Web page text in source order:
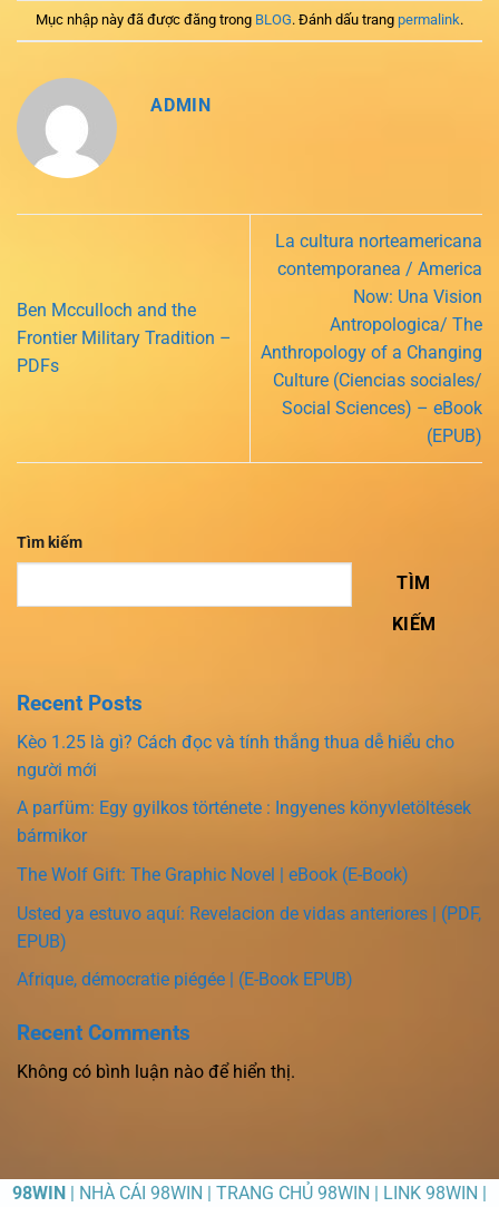
Mục nhập này đã được đăng trong BLOG. Đánh dấu trang permalink.
ADMIN
Ben Mcculloch and the
Frontier Military Tradition –
PDFs
La cultura norteamericana
contemporanea / America
Now: Una Vision
Antropologica/ The
Anthropology of a Changing
Culture (Ciencias sociales/
Social Sciences) – eBook
(EPUB)
Tìm kiếm
TÌM
KIẾM
Recent Posts
Kèo 1.25 là gì? Cách đọc và tính thắng thua dễ hiểu cho
người mới
A parfüm: Egy gyilkos története : Ingyenes könyvletöltések
bármikor
The Wolf Gift: The Graphic Novel | eBook (E-Book)
Usted ya estuvo aquí: Revelacion de vidas anteriores | (PDF,
EPUB)
Afrique, démocratie piégée | (E-Book EPUB)
Recent Comments
Không có bình luận nào để hiển thị.
98WIN | NHÀ CÁI 98WIN | TRANG CHỦ 98WIN | LINK 98WIN |